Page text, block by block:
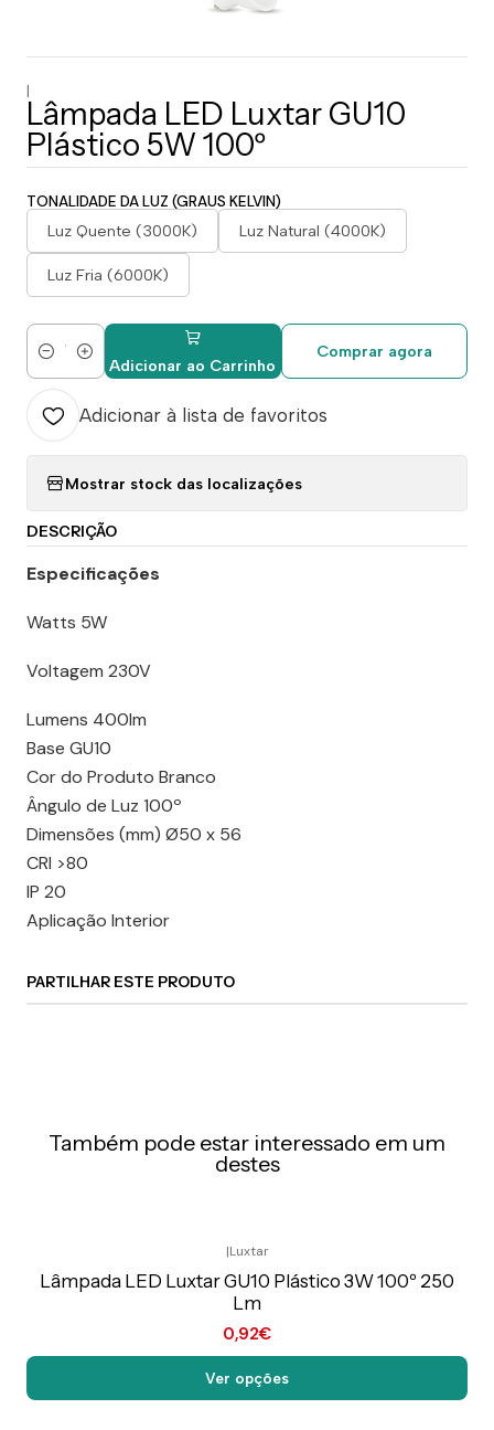
|
Lâmpada LED Luxtar GU10
Plástico 5W 100º
TONALIDADE DA LUZ (GRAUS KELVIN)
Luz Quente (3000K) Luz Natural (4000K)
Luz Fria (6000K)
QuantidadeAdicionar ao Carrinho
Comprar agora
Adicionar à lista de favoritos
Mostrar stock das localizações
DESCRIÇÃO
Especificações
Watts 5W
Voltagem 230V
Lumens 400lm
Base GU10
Cor do Produto Branco
Ângulo de Luz 100º
Dimensões (mm) Ø50 x 56
CRI >80
IP 20
Aplicação Interior
PARTILHAR ESTE PRODUTO
Também pode estar interessado em um
destes
|Luxtar
Lâmpada LED Luxtar GU10 Plástico 3W 100º 250
Lm
0,92€
Ver opções